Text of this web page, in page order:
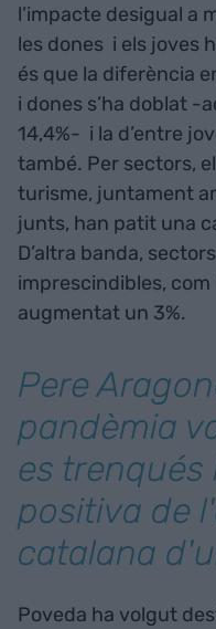
l’impacte desigual a
les dones i els joves
és que la diferència
i dones s’ha doblat -
14,4%- i la d’entre
també. Per sectors,
turisme, juntament
junts, han patit una
D’altra banda,
imprescindibles, com
augmentat un 3%.
Pere
pandèmia
es
positiva de
catalana
Poveda ha volgut